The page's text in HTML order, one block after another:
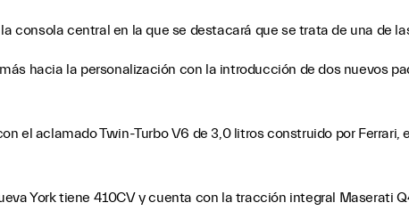
consola central en la que se destacará que se trata de una de
hacia la personalización con la introducción de dos nuevos
el aclamado Twin-Turbo V6 de 3,0 litros construido por
York tiene 410CV y cuenta con la tracción integral Maserati